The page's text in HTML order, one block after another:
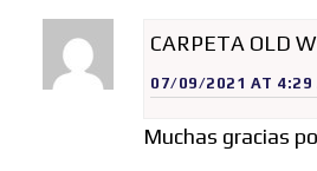
CARPETA OLD
07/09/2021 AT 4:29
Muchas gracias